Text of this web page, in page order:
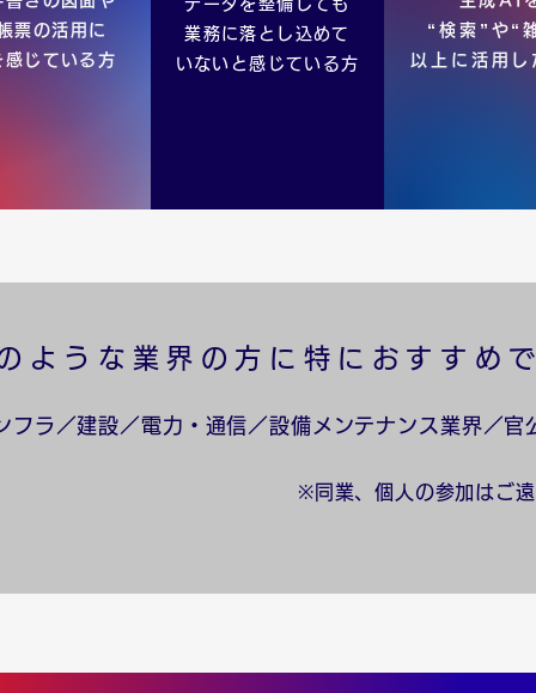
票の活用に
感じている方
データを整備しても
業務に落とし込めて
いないと感じている方
“検索”や“
以上に活用
ような業界の方に特におすすめ
フラ／建設／電力・通信／設備メンテナンス業界／官
※同業、個人の参加はご